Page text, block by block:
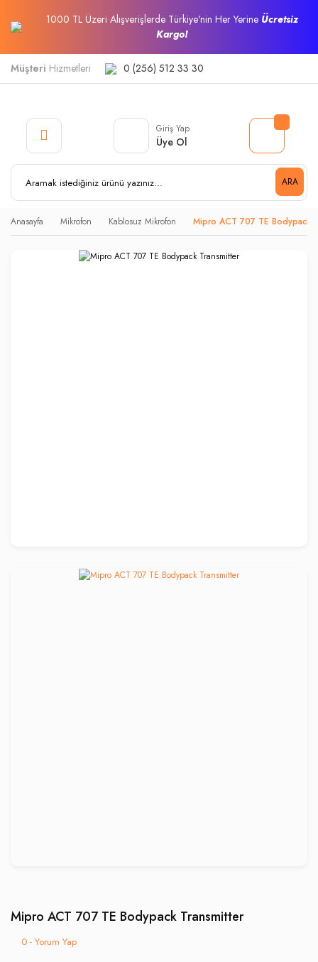
1000 TL Üzeri Alışverişlerde Türkiye'nin Her Yerine Ücretsiz
Kargo!
Müşteri Hizmetleri 0 (256) 512 33 30
ARA
Giriş Yap
Üye Ol
Anasayfa Mikrofon Kablosuz Mikrofon Mipro ACT 707 TE Bodypack
Mipro ACT 707 TE Bodypack Transmitter
0 - Yorum Yap